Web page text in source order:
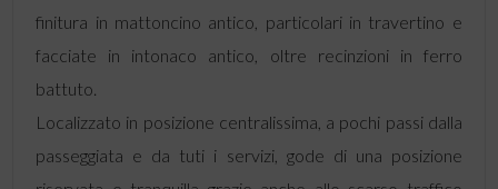
finitura in mattoncino antico, particolari in travertino e
facciate in intonaco antico, oltre recinzioni in ferro
battuto.
Localizzato in posizione centralissima, a pochi passi dalla
passeggiata e da tuti i servizi, gode di una posizione